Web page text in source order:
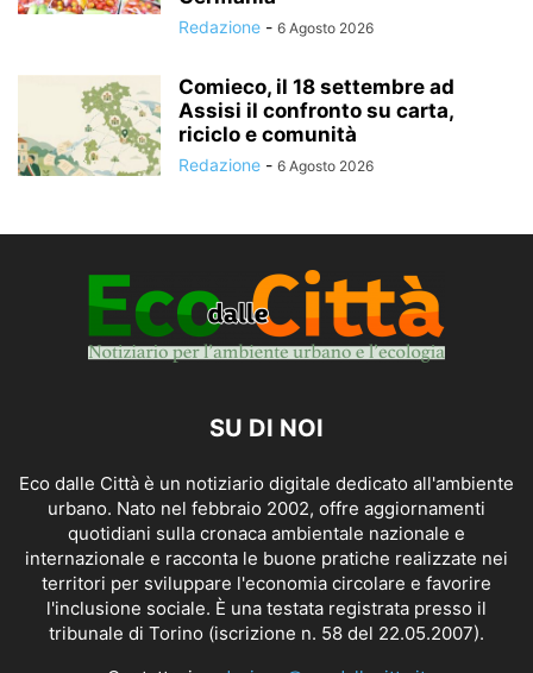
Redazione - 6 Agosto 2026
Comieco, il 18 settembre ad
Assisi il confronto su carta,
riciclo e comunità
Redazione - 6 Agosto 2026
SU DI NOI
Eco dalle Città è un notiziario digitale dedicato all'ambiente
urbano. Nato nel febbraio 2002, offre aggiornamenti
quotidiani sulla cronaca ambientale nazionale e
internazionale e racconta le buone pratiche realizzate nei
territori per sviluppare l'economia circolare e favorire
l'inclusione sociale. È una testata registrata presso il
tribunale di Torino (iscrizione n. 58 del 22.05.2007).